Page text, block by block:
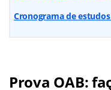
Cronograma de
Prova OAB: